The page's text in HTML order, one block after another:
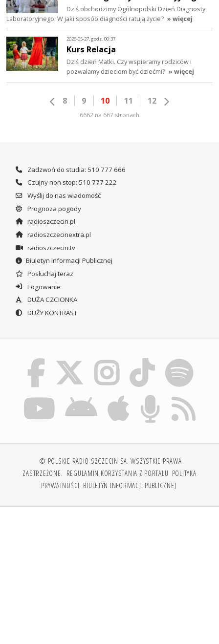
Dziś obchodzimy Ogólnopolski Dzień Diagnosty
Laboratoryjnego. W jaki sposób diagności ratują życie? » więcej
2026-05-27, godz. 00:37
Kurs Relacja
Dziś dzień Matki. Czy wspieramy rodziców i
pozwalamy dzieciom być dziećmi? » więcej
8 9 10 11 12
6662 na 667 stronach
Zadzwoń do studia: 510 777 666
Czujny non stop: 510 777 222
Wyślij do nas wiadomość
Prognoza pogody
radioszczecin.pl
radioszczecinextra.pl
radioszczecin.tv
Biuletyn Informacji Publicznej
Posłuchaj teraz
Logowanie
DUŻA CZCIONKA
DUŻY KONTRAST
© POLSKIE RADIO SZCZECIN SA. WSZYSTKIE PRAWA
ZASTRZEŻONE. REGULAMIN KORZYSTANIA Z PORTALU POLITYKA
PRYWATNOŚCI BIULETYN INFORMACJI PUBLICZNEJ